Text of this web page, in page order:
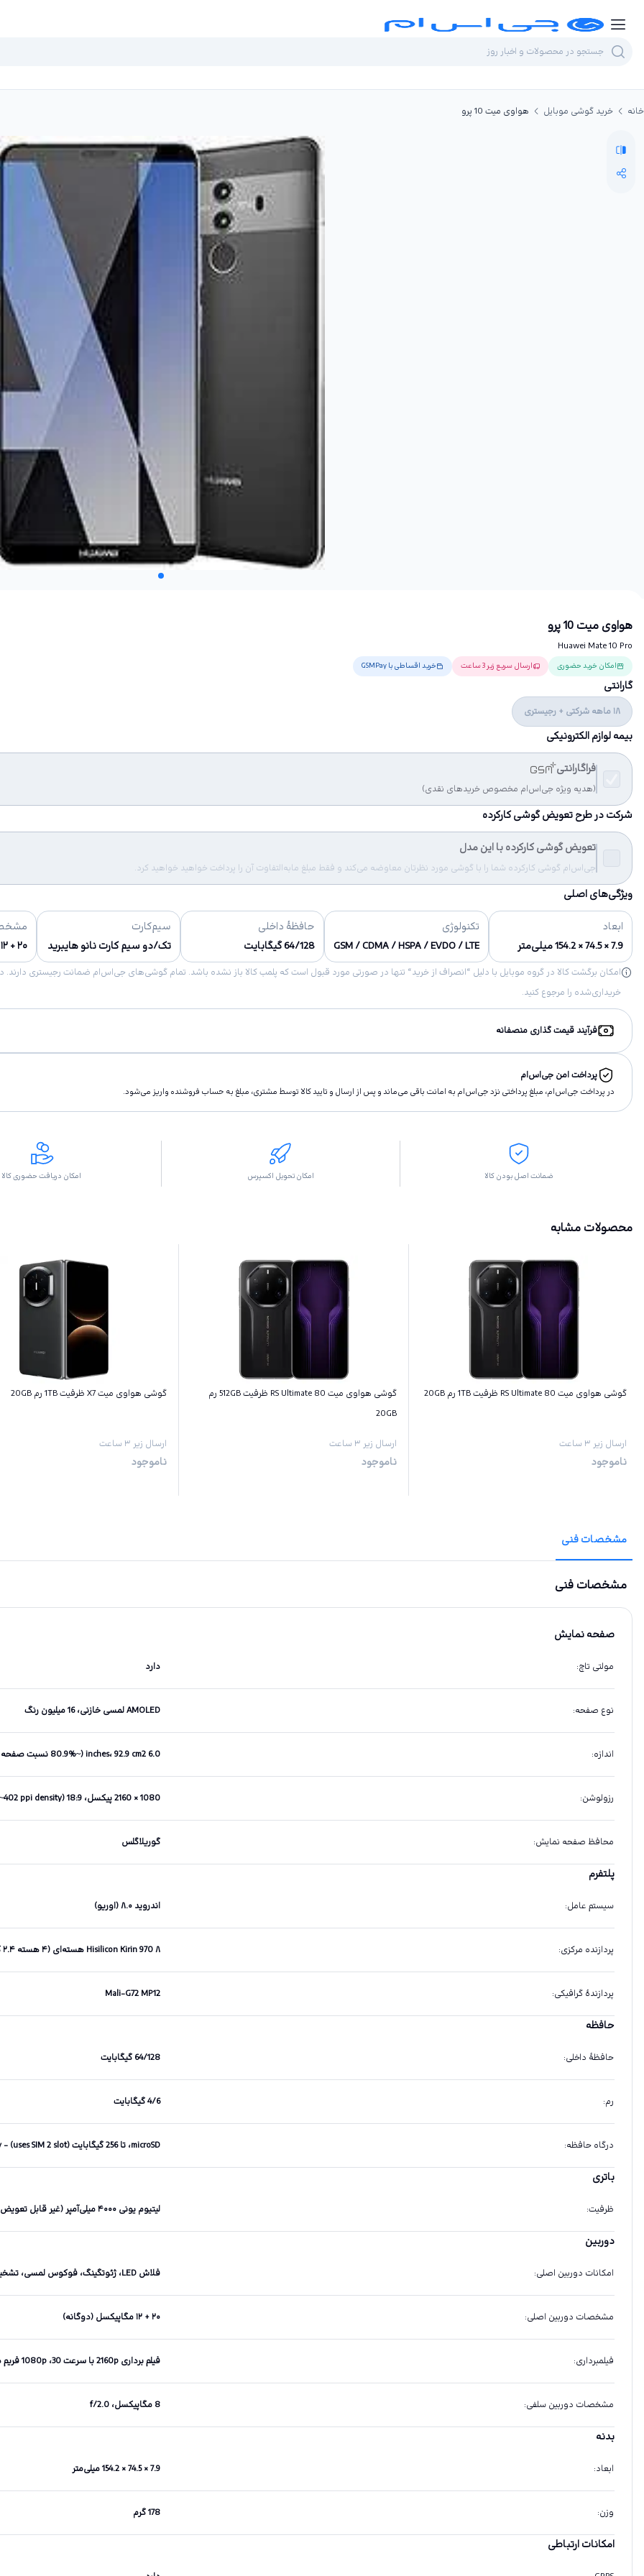
خانه خرید گوشی موبایل هواوی میت 10 پرو
هواوی میت 10 پرو
Huawei Mate 10 Pro
امکان خرید حضوری ارسال سریع زیر 3 ساعت خرید اقساطی با GSMPay
گارانتی
18 ماهه شرکتی + رجیستری
بیمه لوازم الکترونیکی
فراگارانتی
(هدیه ویژه جی‌اس‌ام مخصوص خریدهای نقدی)
شرکت در طرح تعویض گوشی کارکرده
تعویض گوشی کارکرده با این مدل
جی‌اس‌ام گوشی کارکرده شما را با گوشی مورد نظرتان معاوضه می‌کند و فقط مبلغ مابه‌التفاوت آن را پرداخت خواهید خواهید کرد.
ویژگی‌های اصلی
ابعاد
7.9 × 74.5 × 154.2 میلی‌متر
تکنولوژی
GSM / CDMA / HSPA / EVDO / LTE
حافظهٔ داخلی
64/128 گیگابایت
سیم‌کارت
تک/دو سیم کارت نانو هایبرید
۲۰ + ۱۲ مگاپیکسل (دوگانه)
خریداری‌شده را مرجوع کنید.
فرآیند قیمت گذاری منصفانه
پرداخت امن جی‌اس‌ام
در پرداخت جی‌اس‌ام، مبلغ پرداختى نزد جی‌اس‌ام به امانت باقى مى‌ماند و پس از ارسال و تاييد كالا توسط مشتری، مبلغ به حساب فروشنده واريز مى‌شود.
ضمانت اصل بودن کالا امکان تحویل اکسپرس امکان دریافت حضوری کالا
محصولات مشابه
گوشی هواوی میت 80 RS Ultimate ظرفیت 1TB رم 20GB
ارسال زیر ۳ ساعت
ناموجود
گوشی هواوی میت 80 RS Ultimate ظرفیت 512GB رم
20GB
ارسال زیر ۳ ساعت
ناموجود
گوشی هواوی میت X7 ظرفیت 1TB رم 20GB
ارسال زیر ۳ ساعت
ناموجود
مشخصات فنی
مشخصات فنی
صفحه نمایش
مولتی تاچ: دارد
نوع صفحه: AMOLED لمسی خازنی، 16 میلیون رنگ
اندازه: 6.0 inches، 92.9 cm2 (~80.9% نسبت صفحه نمایش به بدنه)
رزولوشن: 1080 × 2160 پیکسل، 18:9 ratio (~402 ppi density)
محافظ صفحه نمایش: گوریلاگلس
پلتفرم
سیستم عامل: اندروید ۸.۰ (اوریو)
پردازنده مرکزی: Hisilicon Kirin 970 ۸ هسته‌ای (۴ هسته ۲.۴ گیگاهرتزی Cortex-A73 و ۴ هسته ۱.۸ گیگاهرتزی Cortex-A53 )
پردازندهٔ گرافیکی:
Mali-G72 MP12
حافظه
حافظهٔ داخلی: 64/128 گیگابایت
رم: 4/6 گیگابایت
درگاه حافظه: microSD، تا 256 گیگابایت (uses SIM 2 slot) - dual SIM model only
باتری
ظرفیت: لیتیوم یونی ۴۰۰۰ میلی‌آمپر (غیر قابل تعویض توسط کاربر)
دوربین
امکانات دوربین اصلی: فلاش LED، ژئوتگینگ، فوکوس لمسی، تشخیص چهره، تشخیص لبخند، HDR، پانوراما
مشخصات دوربین اصلی: ۲۰ + ۱۲ مگاپیکسل (دوگانه)
فیلمبرداری: فیلم برداری 2160p با سرعت 30، 1080p فریم در ثانیه
مشخصات دوربین سلفی: 8 مگاپیکسل، f/2.0
بدنه
ابعاد: 7.9 × 74.5 × 154.2 میلی‌متر
وزن: 178 گرم
امکانات ارتباطی